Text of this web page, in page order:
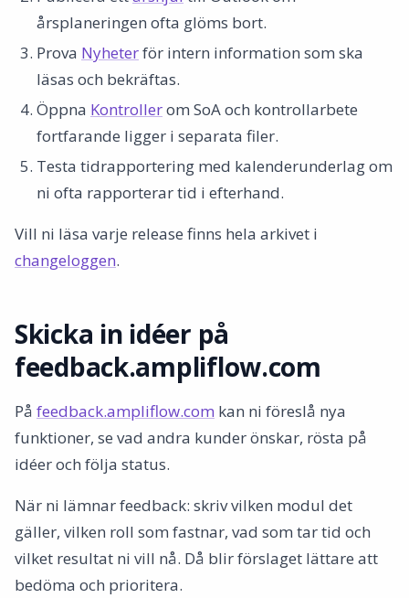
årsplaneringen ofta glöms bort.
Prova Nyheterför intern information som ska
läsas och bekräftas.
Öppna Kontrollerom SoA och kontrollarbete
fortfarande ligger i separata filer.
Testa tidrapportering med kalenderunderlag om
ni ofta rapporterar tid i efterhand.
Vill ni läsa varje release finns hela arkivet i
changeloggen.
Skicka in idéer på
feedback.ampliflow.com
På feedback.ampliflow.com kan ni föreslå nya
funktioner, se vad andra kunder önskar, rösta på
idéer och följa status.
När ni lämnar feedback: skriv vilken modul det
gäller, vilken roll som fastnar, vad som tar tid och
vilket resultat ni vill nå. Då blir förslaget lättare att
bedöma och prioritera.